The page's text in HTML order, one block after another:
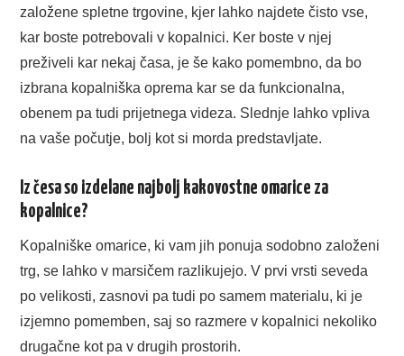
založene spletne trgovine, kjer lahko najdete čisto vse,
kar boste potrebovali v kopalnici. Ker boste v njej
preživeli kar nekaj časa, je še kako pomembno, da bo
izbrana kopalniška oprema kar se da funkcionalna,
obenem pa tudi prijetnega videza. Slednje lahko vpliva
na vaše počutje, bolj kot si morda predstavljate.
Iz česa so izdelane najbolj kakovostne omarice za
kopalnice?
Kopalniške omarice, ki vam jih ponuja sodobno založeni
trg, se lahko v marsičem razlikujejo. V prvi vrsti seveda
po velikosti, zasnovi pa tudi po samem materialu, ki je
izjemno pomemben, saj so razmere v kopalnici nekoliko
drugačne kot pa v drugih prostorih.